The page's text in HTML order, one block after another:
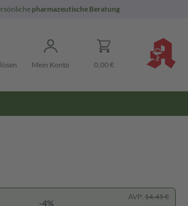
pharmazeutische Beratung
Mein Konto 0,00 €
-4%
AVP: 14,45 €